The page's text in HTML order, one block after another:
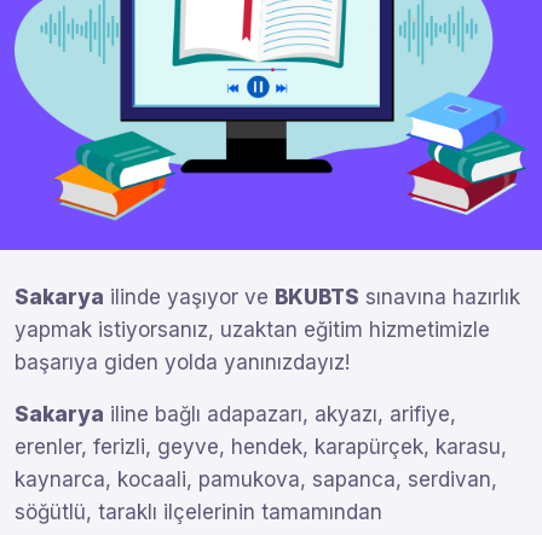
Sakarya ilinde yaşıyor ve BKUBTS sınavına hazırlık
yapmak istiyorsanız, uzaktan eğitim hizmetimizle
başarıya giden yolda yanınızdayız!
Sakarya iline bağlı adapazarı, akyazı, arifiye,
erenler, ferizli, geyve, hendek, karapürçek, karasu,
kaynarca, kocaali, pamukova, sapanca, serdivan,
söğütlü, taraklı ilçelerinin tamamından